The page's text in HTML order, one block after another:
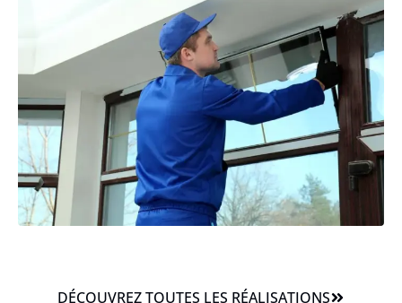
DÉCOUVREZ TOUTES LES RÉALISATIONS